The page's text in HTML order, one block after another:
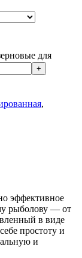
для
,
эффективное
рыболову — от
в виде
простоту и
и